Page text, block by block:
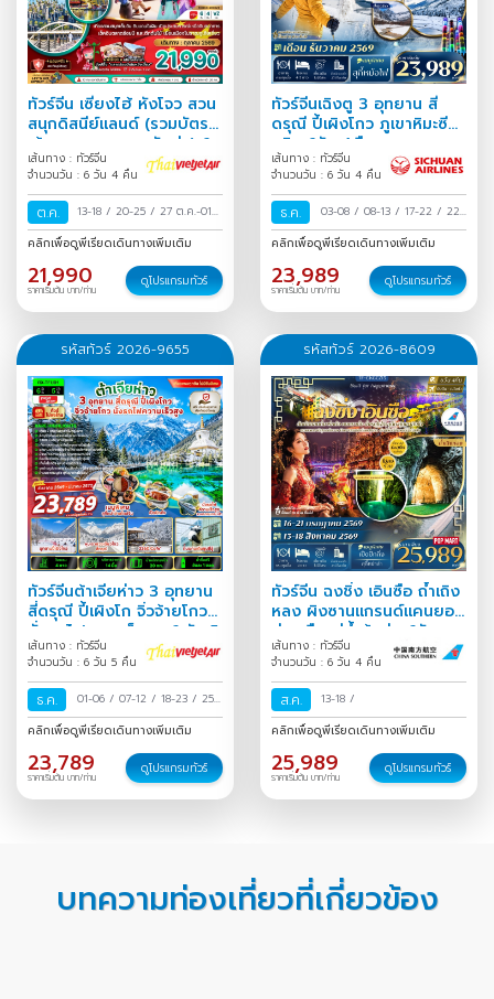
ทัวร์จีน เซี่ยงไฮ้ หังโจว สวน
สนุกดิสนีย์แลนด์ (รวมบัตร
เข้าสวนสนุกและรถรับส่ง) 6
วัน 4 คืน
เส้นทาง : ทัวร์จีน
จำนวนวัน : 6 วัน 4 คืน
ต.ค. 13-18 / 20-25 / 27 ต.ค.-01
พ.ย./
คลิกเพื่อดูพีเรียดเดินทางเพิ่มเติม
21,990
ราคาเริ่มต้น บาท/ท่าน
ดูโปรแกรมทัวร์
ทัวร์จีนเฉิงตู 3 อุทยาน สี่
ดรุณี ปี้เผิงโกว ภูเขาหิมะซี
หลิง 6วัน 4คืน
เส้นทาง : ทัวร์จีน
จำนวนวัน : 6 วัน 4 คืน
ธ.ค. 03-08 / 08-13 / 17-22 / 22-
27/27 ธ.ค.-01 ม.ค./
คลิกเพื่อดูพีเรียดเดินทางเพิ่มเติม
23,989
ราคาเริ่มต้น บาท/ท่าน
ดูโปรแกรมทัวร์
รหัสทัวร์ 2026-9655
ทัวร์จีนต้าเจียห่าว 3 อุทยาน
สี่ดรุณี ปี้เผิงโก จิ่วจ้ายโกว
นั่งรถไฟความเร็วสูง 6 วัน 5
คืน
เส้นทาง : ทัวร์จีน
จำนวนวัน : 6 วัน 5 คืน
ธ.ค. 01-06 / 07-12 / 18-23 / 25-
30/
คลิกเพื่อดูพีเรียดเดินทางเพิ่มเติม
23,789
ราคาเริ่มต้น บาท/ท่าน
ดูโปรแกรมทัวร์
รหัสทัวร์ 2026-8609
ทัวร์จีน ฉงชิ่ง เอินซือ ถ้ำเถิง
หลง ผิงซานแกรนด์แคนยอน
ล่องเรือแม่น้ำก้งสุ่ย 6วัน
4คืน
เส้นทาง : ทัวร์จีน
จำนวนวัน : 6 วัน 4 คืน
ส.ค. 13-18 /
คลิกเพื่อดูพีเรียดเดินทางเพิ่มเติม
25,989
ราคาเริ่มต้น บาท/ท่าน
ดูโปรแกรมทัวร์
บทความท่องเที่ยวที่เกี่ยวข้อง